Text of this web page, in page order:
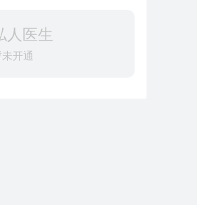
人医生
开通